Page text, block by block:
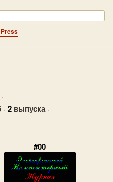
·
· 2 выпуска ·
#00